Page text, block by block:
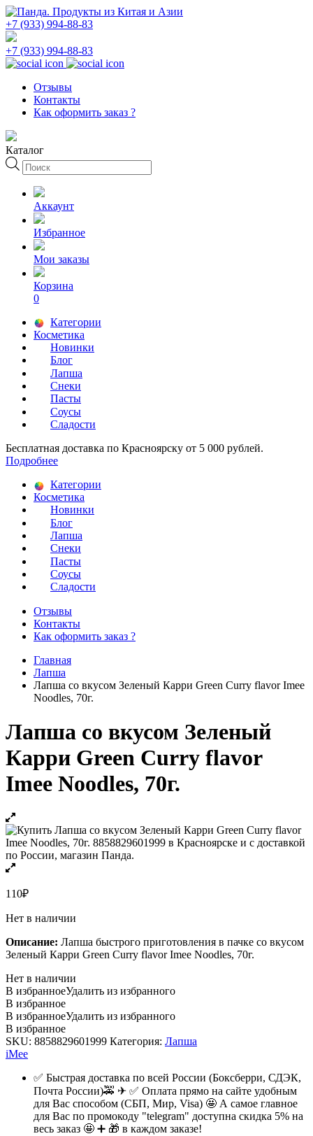
+7 (933) 994-88-83
+7 (933) 994-88-83
Отзывы
Контакты
Как оформить заказ ?
Каталог
Поиск
товаров
Аккаунт
Избранное
Мои заказы
Корзина
0
Категории
Косметика
Новинки
Блог
Лапша
Снеки
Пасты
Соусы
Сладости
Бесплатная доставка по Красноярску от 5 000 рублей.
Подробнее
Категории
Косметика
Новинки
Блог
Лапша
Снеки
Пасты
Соусы
Сладости
Отзывы
Контакты
Как оформить заказ ?
Главная
Лапша
Лапша со вкусом Зеленый Карри Green Curry flavor Imee
Noodles, 70г.
Лапша со вкусом Зеленый
Карри Green Curry flavor
Imee Noodles, 70г.
110₽
Нет в наличии
Описание: Лапша быстрого приготовления в пачке со вкусом
Зеленый Карри Green Curry flavor Imee Noodles, 70г.
Нет в наличии
В избранноеУдалить из избранного
В избранное
В избранноеУдалить из избранного
В избранное
SKU: 8858829601999 Категория: Лапша
iMee
✅ Быстрая доставка по всей России (Боксберри, СДЭК,
Почта России)🚕 ✈ ✅ Оплата прямо на сайте удобным
для Вас способом (СБП, Мир, Visa) 🤩 А самое главное
для Вас по промокоду "telegram" доступна скидка 5% на
весь заказ 🤩 ➕ 🎁 в каждом заказе!